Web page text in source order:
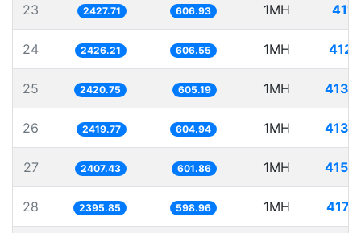
23 2427.71 606.93 1MH
24 2426.21 606.55 1MH
25 2420.75 605.19 1MH
26 2419.77 604.94 1MH
27 2407.43 601.86 1MH
28 2395.85 598.96 1MH